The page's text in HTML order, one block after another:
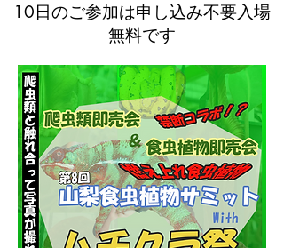
10日のご参加は申し込み不要入場
無料です